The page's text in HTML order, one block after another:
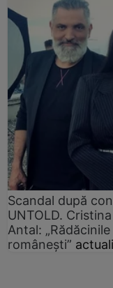
Scandal după
UNTOLD.
Antal:
românești”